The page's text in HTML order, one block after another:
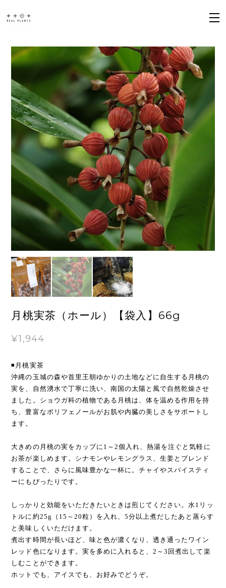
月桃実茶（ホール）【袋入】66g
¥1,944
◾️月桃実茶
沖縄の玉城の森や首里王朝ゆかりの土地などに自生する月桃の
実を、自然湧水で丁寧に洗い、南国の太陽と風で自然乾燥させ
ました。ショウガ科の植物である月桃は、体を温める作用を持
ち、豊富なポリフェノールがお肌や内臓の美しさをサポートし
ます。
大きめの月桃の実をカップに1～2個入れ、熱湯を注ぐと気軽に
お茶が楽しめます。シナモンやレモングラス、生姜とブレンド
することで、さらに風味豊かな一杯に。チャイやスパイスティ
ーにもぴったりです。
しっかりと効能をいただきたいときは煎じてください。水1リッ
トルに約25g（15～20粒）を入れ、5分以上煮だしたあと蒸らす
と美味しくいただけます。
煮出す時間が長いほど、味と色が濃くなり、透き通ったワイン
レッド色になります。実を多めに入れると、2～3回煮出して楽
しむことができます。
ホットでも、アイスでも、お好みでどうぞ。